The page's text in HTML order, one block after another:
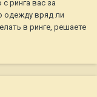
ринга вас за
одежду вряд ли
в ринге, решаете